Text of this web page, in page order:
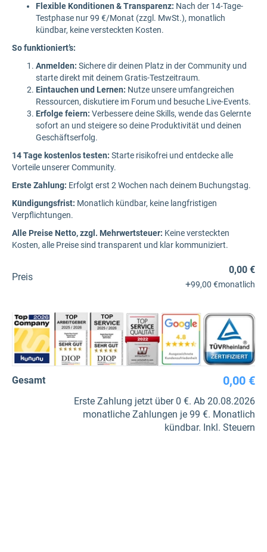
Flexible Konditionen & Transparenz: Nach der 14-Tage-
Testphase nur 99 €/Monat (zzgl. MwSt.), monatlich
kündbar, keine versteckten Kosten.
So funktioniert’s:
Anmelden: Sichere dir deinen Platz in der Community und
starte direkt mit deinem Gratis-Testzeitraum.
Eintauchen und Lernen: Nutze unsere umfangreichen
Ressourcen, diskutiere im Forum und besuche Live-Events.
Erfolge feiern: Verbessere deine Skills, wende das Gelernte
sofort an und steigere so deine Produktivität und deinen
Geschäftserfolg.
14 Tage kostenlos testen: Starte risikofrei und entdecke alle
Vorteile unserer Community.
Erste Zahlung: Erfolgt erst 2 Wochen nach deinem Buchungstag.
Kündigungsfrist: Monatlich kündbar, keine langfristigen
Verpflichtungen.
Alle Preise Netto, zzgl. Mehrwertsteuer: Keine versteckten
Kosten, alle Preise sind transparent und klar kommuniziert.
Preis
0,00 €
+99,00 €monatlich
Gesamt 0,00 €
Erste Zahlung jetzt über 0 €. Ab 20.08.2026
monatliche Zahlungen je 99 €. Monatlich
kündbar. Inkl. Steuern